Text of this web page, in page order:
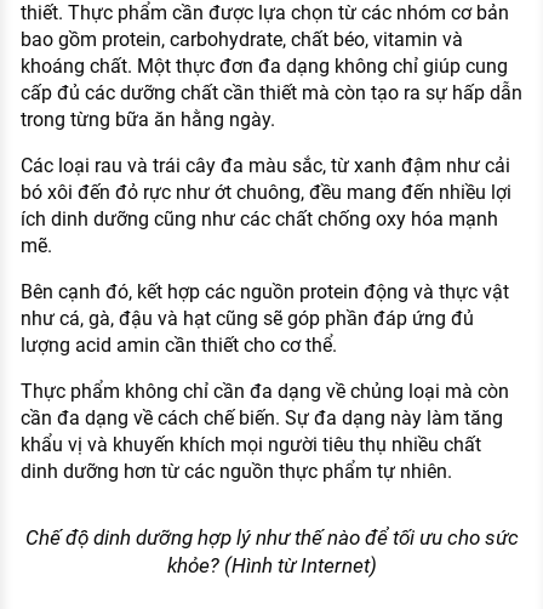
thiết. Thực phẩm cần được lựa chọn từ các nhóm cơ bản
bao gồm protein, carbohydrate, chất béo, vitamin và
khoáng chất. Một thực đơn đa dạng không chỉ giúp cung
cấp đủ các dưỡng chất cần thiết mà còn tạo ra sự hấp dẫn
trong từng bữa ăn hằng ngày.
Các loại rau và trái cây đa màu sắc, từ xanh đậm như cải
bó xôi đến đỏ rực như ớt chuông, đều mang đến nhiều lợi
ích dinh dưỡng cũng như các chất chống oxy hóa mạnh
mẽ.
Bên cạnh đó, kết hợp các nguồn protein động và thực vật
như cá, gà, đậu và hạt cũng sẽ góp phần đáp ứng đủ
lượng acid amin cần thiết cho cơ thể.
Thực phẩm không chỉ cần đa dạng về chủng loại mà còn
cần đa dạng về cách chế biến. Sự đa dạng này làm tăng
khẩu vị và khuyến khích mọi người tiêu thụ nhiều chất
dinh dưỡng hơn từ các nguồn thực phẩm tự nhiên.
Chế độ dinh dưỡng hợp lý như thế nào để tối ưu cho sức
khỏe? (Hình từ Internet)